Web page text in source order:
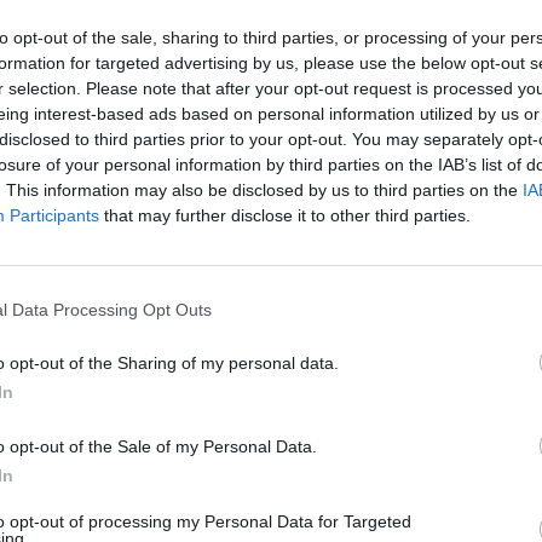
opt-out of the sale, sharing to third parties, or processing of your
for targeted advertising by us, please use the below opt-out
selection. Please note that after your opt-out request is processed
interest-based ads based on personal information utilized by us
to third parties prior to your opt-out. You may separately
of your personal information by third parties on the IAB’s list of
This information may also be disclosed by us to third parties on the
Participants that may further disclose it to other third parties.
Data Processing Opt Outs
opt-out of the Sharing of my personal data.
opt-out of the Sale of my Personal Data.
opt-out of processing my Personal Data for Targeted
finalizzati alla demolizione l'Italia
scendono in campo politicamente
di sconfessare (forse anche
in cuor loro) stili di vita di questo e di
dietro la tonaca o le più laiche
necessaria pietas, unita
caritas che dovrebbero essere le
di dover muovere rimproveri, non è
non è soltanto poco cristiana, ma
anche in tempi di laicismo
è sempre intervenuta con la temperanza
progetto di evangelizzazione. E perfino
con toni indignati la sua
verso forme inaccettabili di barbarie, lo